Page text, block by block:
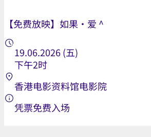
【免费放映】如果·爱 ^
19.06.2026 (五)
下午2时
香港电影资料馆电影院
凭票免费入场